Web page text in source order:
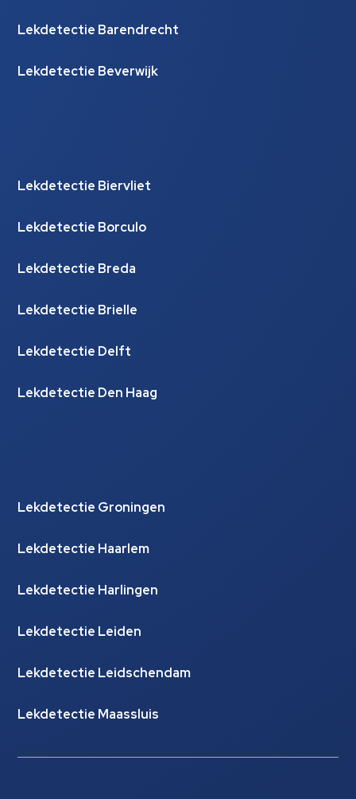
Lekdetectie Barendrecht
Lekdetectie Beverwijk
Lekdetectie Biervliet
Lekdetectie Borculo
Lekdetectie Breda
Lekdetectie Brielle
Lekdetectie Delft
Lekdetectie Den Haag
Lekdetectie Groningen
Lekdetectie Haarlem
Lekdetectie Harlingen
Lekdetectie Leiden
Lekdetectie Leidschendam
Lekdetectie Maassluis